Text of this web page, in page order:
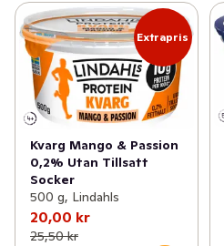
Extrapris
Kvarg Mango & Passion
0,2% Utan Tillsatt
Socker
500 g, Lindahls
20,00 kr
25,50 kr